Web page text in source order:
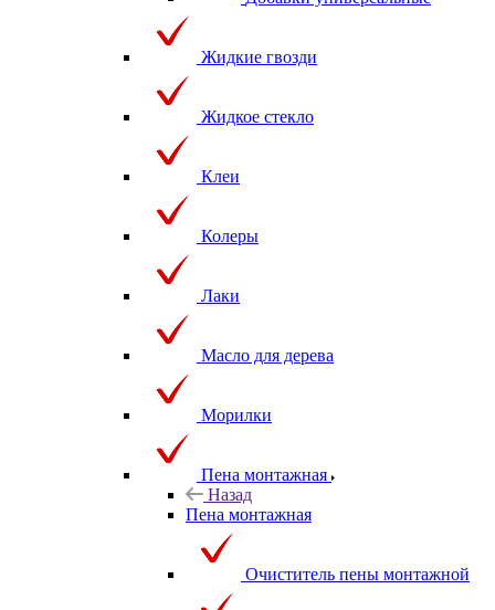
Жидкие гвозди
Жидкое стекло
Клеи
Колеры
Лаки
Масло для дерева
Морилки
Пена монтажная
Назад
Пена монтажная
Очиститель пены монтажной